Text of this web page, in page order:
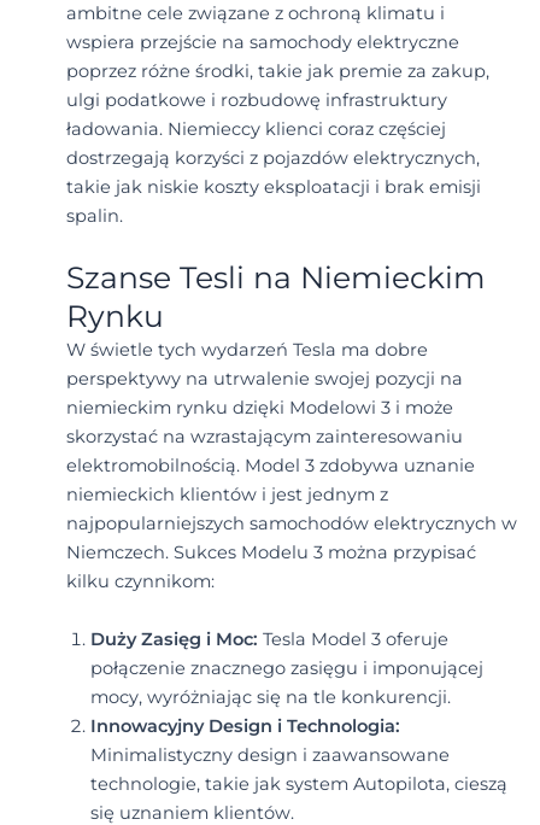
ambitne cele związane z ochroną klimatu i
wspiera przejście na samochody elektryczne
poprzez różne środki, takie jak premie za zakup,
ulgi podatkowe i rozbudowę infrastruktury
ładowania. Niemieccy klienci coraz częściej
dostrzegają korzyści z pojazdów elektrycznych,
takie jak niskie koszty eksploatacji i brak emisji
spalin.
Szanse Tesli na Niemieckim
Rynku
W świetle tych wydarzeń Tesla ma dobre
perspektywy na utrwalenie swojej pozycji na
niemieckim rynku dzięki Modelowi 3 i może
skorzystać na wzrastającym zainteresowaniu
elektromobilnością. Model 3 zdobywa uznanie
niemieckich klientów i jest jednym z
najpopularniejszych samochodów elektrycznych w
Niemczech. Sukces Modelu 3 można przypisać
kilku czynnikom:
Duży Zasięg i Moc: Tesla Model 3 oferuje
połączenie znacznego zasięgu i imponującej
mocy, wyróżniając się na tle konkurencji.
Innowacyjny Design i Technologia:
Minimalistyczny design i zaawansowane
technologie, takie jak system Autopilota, cieszą
się uznaniem klientów.